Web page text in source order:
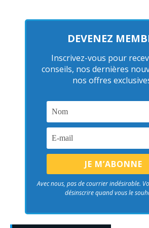
DEVENEZ
Inscrivez-vous pour
conseils, nos dernières
nos offres
Avec nous, pas de courrier indésirable.
désinscrire quand vous le